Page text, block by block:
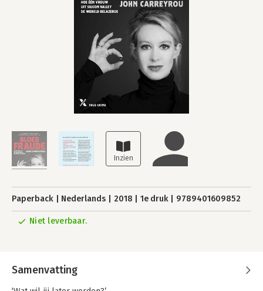
Paperback Nederlands 2018 1e druk 9789401609852
Niet leverbaar.
Samenvatting